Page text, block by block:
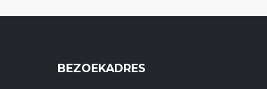
BEZOEKADRES